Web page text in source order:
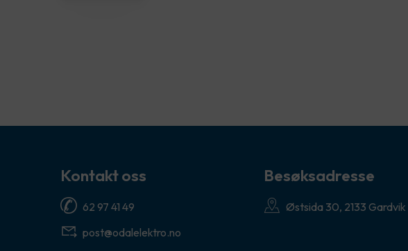
Kontakt oss
62 97 41 49
post@odalelektro.no
Besøksadresse
Østsida 30, 2133 Gardvik